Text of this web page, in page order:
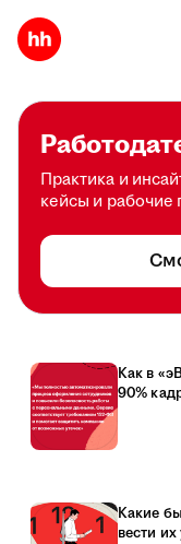
Практика и
кейсы и рабочие
Как в
90%
Какие
вести их